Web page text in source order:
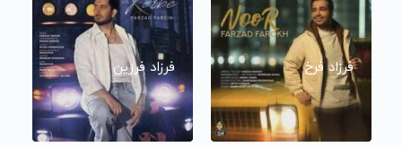
فرزاد فرخ فرزاد فرزین